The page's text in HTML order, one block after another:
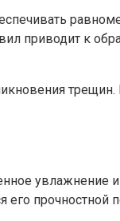
приводит к
увлажнение
прочностной